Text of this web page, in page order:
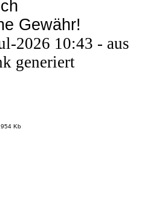
Gewähr!
2026 10:43 - aus
generiert
Kb